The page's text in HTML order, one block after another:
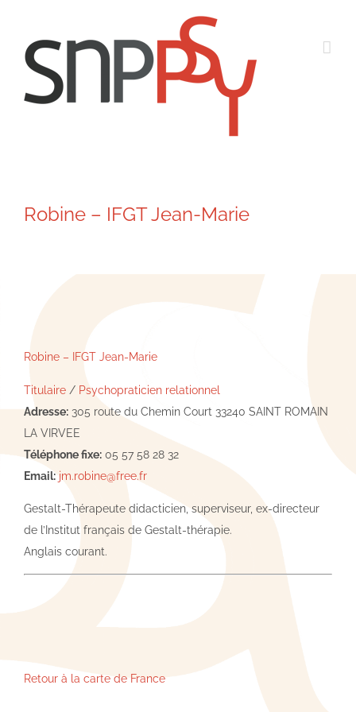
contenu
Robine – IFGT Jean-Marie
Robine – IFGT Jean-Marie
Titulaire / Psychopraticien relationnel
Adresse: 305 route du Chemin Court 33240 SAINT ROMAIN
LA VIRVEE
Téléphone fixe: 05 57 58 28 32
Email: jm.robine@free.fr
Gestalt-Thérapeute didacticien, superviseur, ex-directeur
de l’Institut français de Gestalt-thérapie.
Anglais courant.
Retour à la carte de France